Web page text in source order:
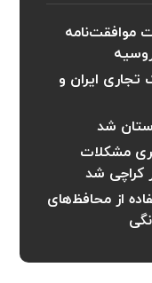
موافقت‌نامه
ایران و
شد
مشکلات
کراچی شد
از محافظ‌های